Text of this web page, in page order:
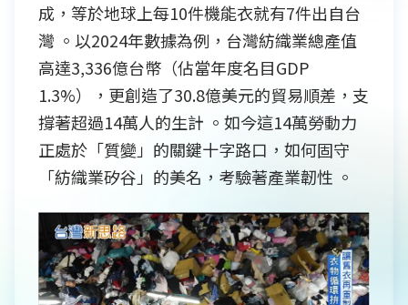
成，等於地球上每10件機能衣就有7件出自台
灣 。以2024年數據為例，台灣紡織業總產值
高達3,336億台幣（佔當年度名目GDP
1.3%），更創造了30.8億美元的貿易順差，支
撐著超過14萬人的生計 。如今這14萬勞動力
正處於「質變」的關鍵十字路口，如何固守
「紡織業矽谷」的美名，考驗著產業韌性 。